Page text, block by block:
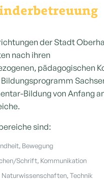
der Stadt
nach ihren
pädagogischen
Bildung von Anfang
sind:
Bewegung
Schrift, Kommunikation
Technik